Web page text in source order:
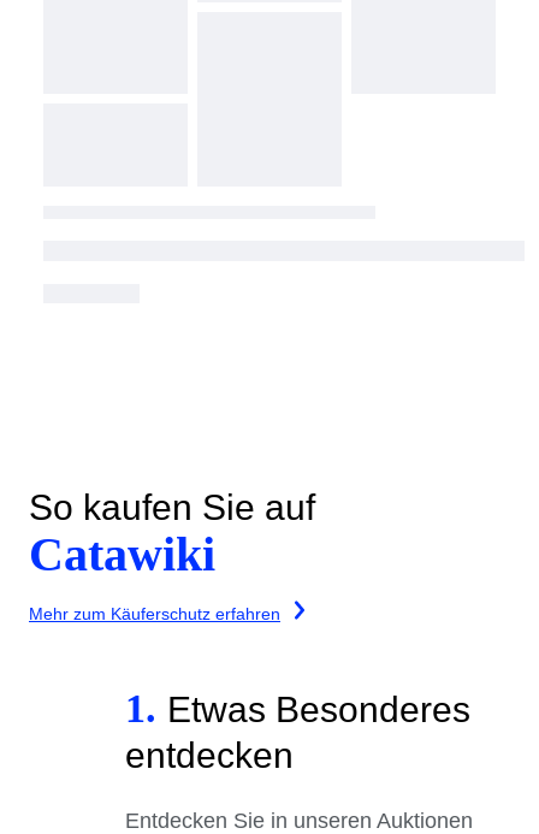
So kaufen Sie auf
Catawiki
Mehr zum Käuferschutz erfahren
1. Etwas Besonderes
entdecken
Entdecken Sie in unseren Auktionen